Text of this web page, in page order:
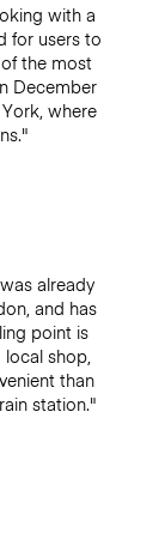
with a
for users to
the most
December
where
already
and has
point is
shop,
than
station."